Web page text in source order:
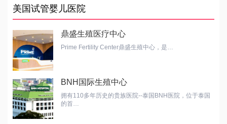
美国试管婴儿医院
鼎盛生殖医疗中心
Prime Fertility Center鼎盛生殖中心，是…
BNH国际生殖中心
拥有110多年历史的贵族医院--泰国BNH医院，位于泰国
的首…